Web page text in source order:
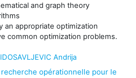
and graph theory
an appropriate optimization
common optimization problems.
Andrija
opérationnelle pour le